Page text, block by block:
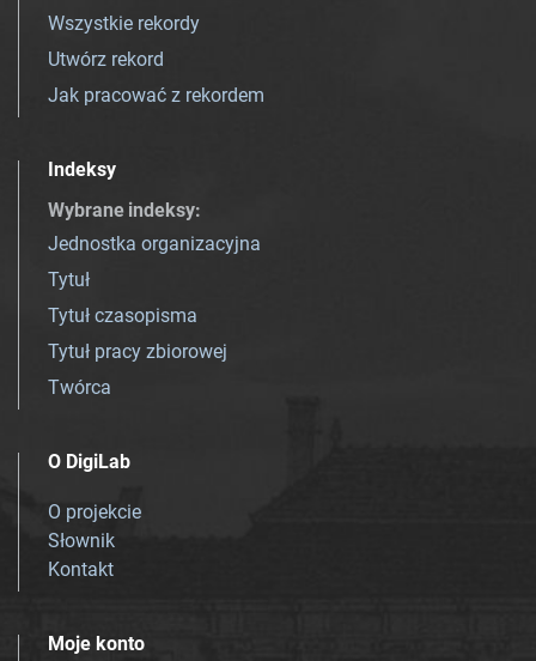
Wszystkie rekordy
Utwórz rekord
Jak pracować z rekordem
Indeksy
Wybrane indeksy:
Jednostka organizacyjna
Tytuł
Tytuł czasopisma
Tytuł pracy zbiorowej
Twórca
O DigiLab
O projekcie
Słownik
Kontakt
Moje konto